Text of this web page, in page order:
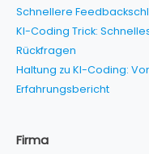
Schnellere
KI-Coding Trick:
Rückfragen
Haltung zu KI-Coding:
Erfahrungsbericht
Firma